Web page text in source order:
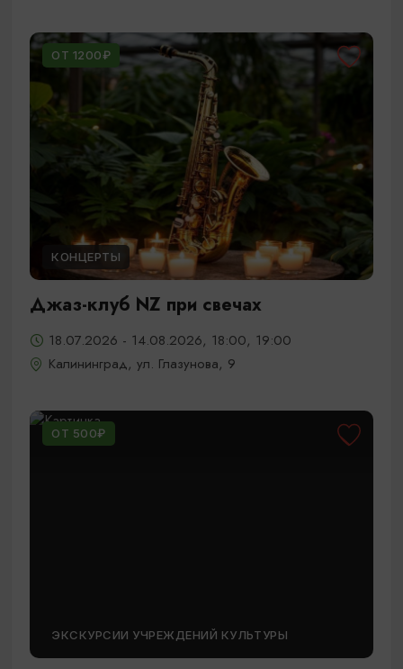
ОТ 1200₽
КОНЦЕРТЫ
Джаз-клуб NZ при свечах
18.07.2026 - 14.08.2026, 18:00, 19:00
Калининград, ул. Глазунова, 9
ОТ 500₽
ЭКСКУРСИИ УЧРЕЖДЕНИЙ КУЛЬТУРЫ